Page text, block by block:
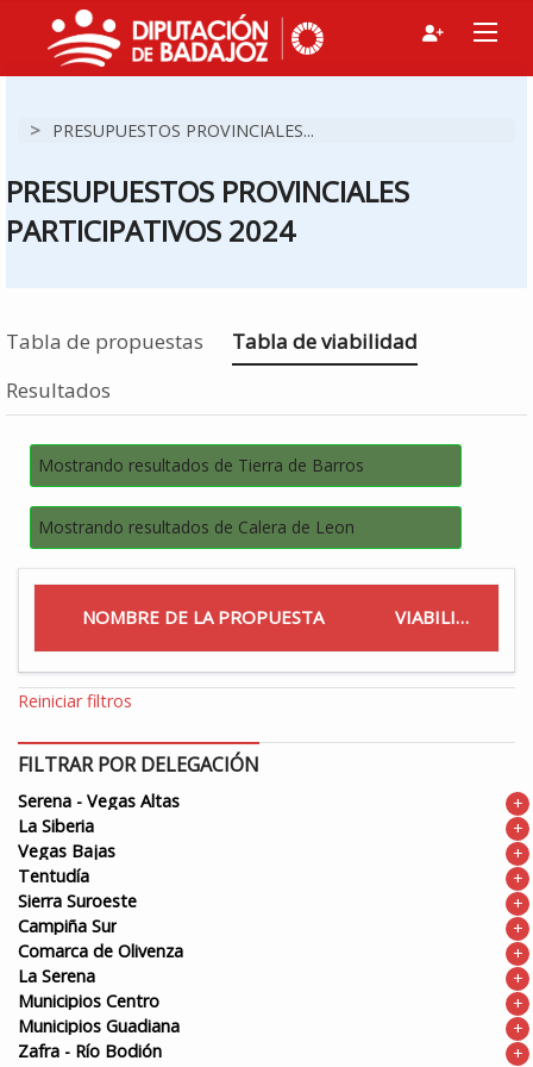
> PRESUPUESTOS PROVINCIALES...
PRESUPUESTOS PROVINCIALES
PARTICIPATIVOS 2024
Tabla de propuestas Estás en
Tabla de viabilidad
Resultados
Mostrando resultados de Tierra de Barros
Mostrando resultados de Calera de Leon
NOMBRE DE LA PROPUESTA VIABILIDAD
Reiniciar filtros
FILTRAR POR DELEGACIÓN